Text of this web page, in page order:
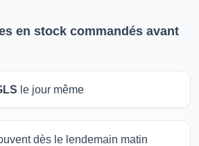
en stock commandés avant
le jour même
dès le lendemain matin